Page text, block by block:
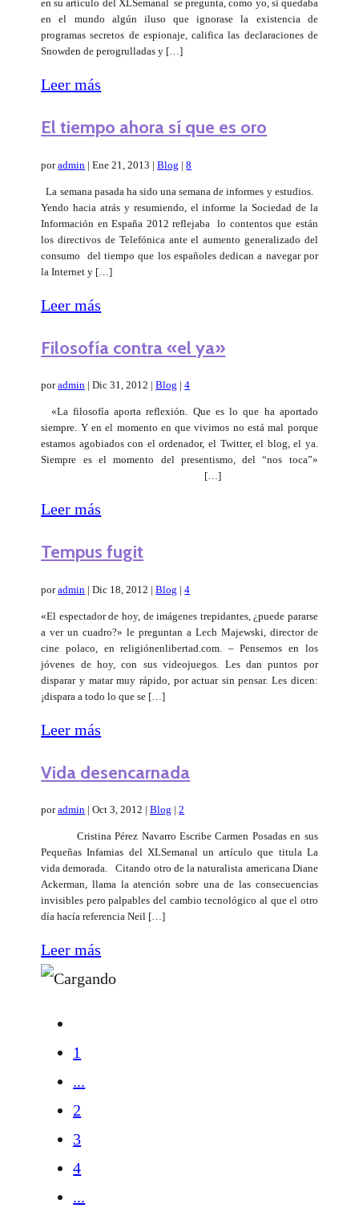
en su artículo del XLSemanal se pregunta, como yo, si quedaba
en el mundo algún iluso que ignorase la existencia de
programas secretos de espionaje, califica las declaraciones de
Snowden de perogrulladas y […]
Leer más
El tiempo ahora sí que es oro
poradmin |Ene 21, 2013 |Blog |8
La semana pasada ha sido una semana de informes y estudios.
Yendo hacia atrás y resumiendo, el informe la Sociedad de la
Información en España 2012 reflejaba lo contentos que están
los directivos de Telefónica ante el aumento generalizado del
consumo del tiempo que los españoles dedican a navegar por
la Internet y […]
Leer más
Filosofía contra «el ya»
poradmin |Dic 31, 2012 |Blog |4
«La filosofía aporta reflexión. Que es lo que ha aportado
siempre. Y en el momento en que vivimos no está mal porque
estamos agobiados con el ordenador, el Twitter, el blog, el ya.
Siempre es el momento del presentismo, del “nos toca”»
[…]
Leer más
Tempus fugit
poradmin |Dic 18, 2012 |Blog |4
«El espectador de hoy, de imágenes trepidantes, ¿puede pararse
a ver un cuadro?» le preguntan a Lech Majewski, director de
cine polaco, en religiónenlibertad.com. – Pensemos en los
jóvenes de hoy, con sus videojuegos. Les dan puntos por
disparar y matar muy rápido, por actuar sin pensar. Les dicen:
¡dispara a todo lo que se […]
Leer más
Vida desencarnada
poradmin |Oct 3, 2012 |Blog |2
Cristina Pérez Navarro Escribe Carmen Posadas en sus
Pequeñas Infamias del XLSemanal un artículo que titula La
vida demorada. Citando otro de la naturalista americana Diane
Ackerman, llama la atención sobre una de las consecuencias
invisibles pero palpables del cambio tecnológico al que el otro
día hacía referencia Neil […]
Leer más
1
...
2
3
4
...